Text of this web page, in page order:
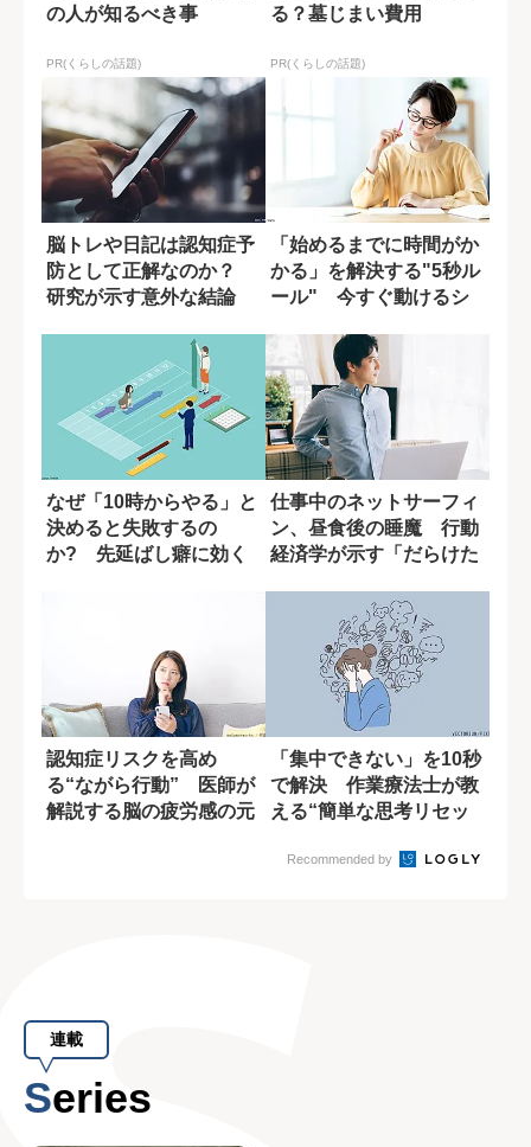
の人が知るべき事
PR(くらしの話題)
る？墓じまい費用
PR(くらしの話題)
脳トレや日記は認知症予
防として正解なのか？
研究が示す意外な結論
「始めるまでに時間がか
かる」を解決する"5秒ル
ール" 今すぐ動けるシ
なぜ「10時からやる」と
決めると失敗するの
か? 先延ばし癖に効く
仕事中のネットサーフィ
ン、昼食後の睡魔 行動
経済学が示す「だらけた
認知症リスクを高め
る“ながら行動” 医師が
解説する脳の疲労感の元
「集中できない」を10秒
で解決 作業療法士が教
える“簡単な思考リセッ
Recommended by
連載
Series